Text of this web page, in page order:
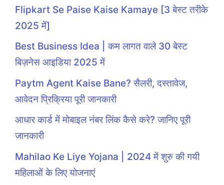
Flipkart Se Paise Kaise Kamaye [3 बेस्ट तरीके
2025 में]
Best Business Idea | कम लागत वाले 30 बेस्ट
बिज़नेस आइडिया 2025 में
Paytm Agent Kaise Bane? सैलरी, दस्तावेज,
आवेदन प्रिक्रिया पूरी जानकारी
आधार कार्ड में मोबाइल नंबर लिंक कैसे करे? जानिए पूरी
जानकारी
Mahilao Ke Liye Yojana | 2024 में शुरु की गयी
महिलाओं के लिए योजनाएं